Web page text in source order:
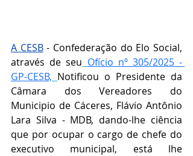
A CESB - Confederação do Elo Social,
através de seu Ofício nº 305/2025 -
GP-CESB, Notificou o Presidente da
Câmara dos Vereadores do
Municipio de Cáceres, Flávio Antônio
Lara Silva - MDB, dando-lhe ciência
que por ocupar o cargo de chefe do
executivo municipal, está lhe